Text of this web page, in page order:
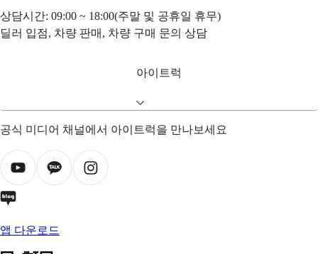
상담시간: 09:00 ~ 18:00(주말 및 공휴일 휴무)
딜러 입점, 차량 판매, 차량 구매 문의 상담
아이트럭
공식 미디어 채널에서 아이트럭을 만나보세요
앱 다운로드